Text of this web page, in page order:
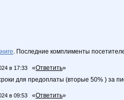
. Последние комплименты
в 17:33 «Ответить»
для предоплаты (вторые 50% ) за
в 09:53 «Ответить»